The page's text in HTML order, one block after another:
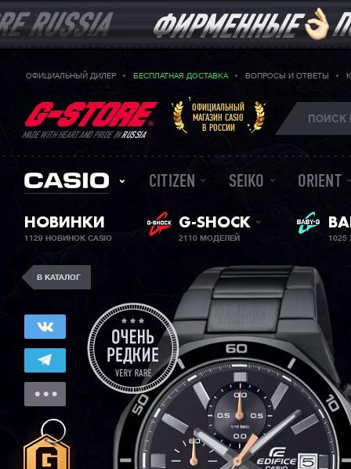
ОФИЦИАЛЬНЫЙ ДИЛЕР БЕСПЛАТНАЯ ДОСТАВКА ВОПРОСЫ И ОТВЕТЫ
MADE WITH HEART AND PRIDE INRUSSIA
ОФИЦИАЛЬНЫЙ
МАГАЗИН CASIO
В РОССИИ
CITIZEN SEIKO ORIENT
НОВИНКИ
1129 НОВИНОК CASIO
G-SHOCK
2110 МОДЕЛЕЙ
В КАТАЛОГ